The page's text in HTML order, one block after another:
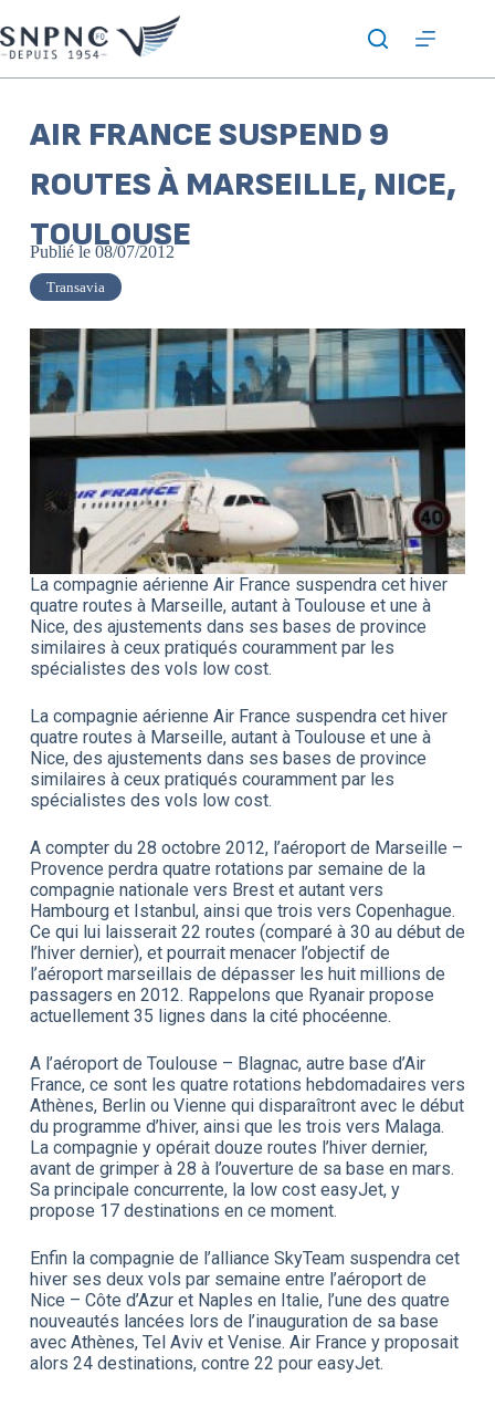
AIR FRANCE SUSPEND 9
ROUTES À MARSEILLE, NICE,
TOULOUSE
Publié le 08/07/2012
Transavia
La compagnie aérienne Air France suspendra cet hiver
quatre routes à Marseille, autant à Toulouse et une à
Nice, des ajustements dans ses bases de province
similaires à ceux pratiqués couramment par les
spécialistes des vols low cost.
La compagnie aérienne Air France suspendra cet hiver
quatre routes à Marseille, autant à Toulouse et une à
Nice, des ajustements dans ses bases de province
similaires à ceux pratiqués couramment par les
spécialistes des vols low cost.
A compter du 28 octobre 2012, l’aéroport de Marseille –
Provence perdra quatre rotations par semaine de la
compagnie nationale vers Brest et autant vers
Hambourg et Istanbul, ainsi que trois vers Copenhague.
Ce qui lui laisserait 22 routes (comparé à 30 au début de
l’hiver dernier), et pourrait menacer l’objectif de
l’aéroport marseillais de dépasser les huit millions de
passagers en 2012. Rappelons que Ryanair propose
actuellement 35 lignes dans la cité phocéenne.
A l’aéroport de Toulouse – Blagnac, autre base d’Air
France, ce sont les quatre rotations hebdomadaires vers
Athènes, Berlin ou Vienne qui disparaîtront avec le début
du programme d’hiver, ainsi que les trois vers Malaga.
La compagnie y opérait douze routes l’hiver dernier,
avant de grimper à 28 à l’ouverture de sa base en mars.
Sa principale concurrente, la low cost easyJet, y
propose 17 destinations en ce moment.
Enfin la compagnie de l’alliance SkyTeam suspendra cet
hiver ses deux vols par semaine entre l’aéroport de
Nice – Côte d’Azur et Naples en Italie, l’une des quatre
nouveautés lancées lors de l’inauguration de sa base
avec Athènes, Tel Aviv et Venise. Air France y proposait
alors 24 destinations, contre 22 pour easyJet.